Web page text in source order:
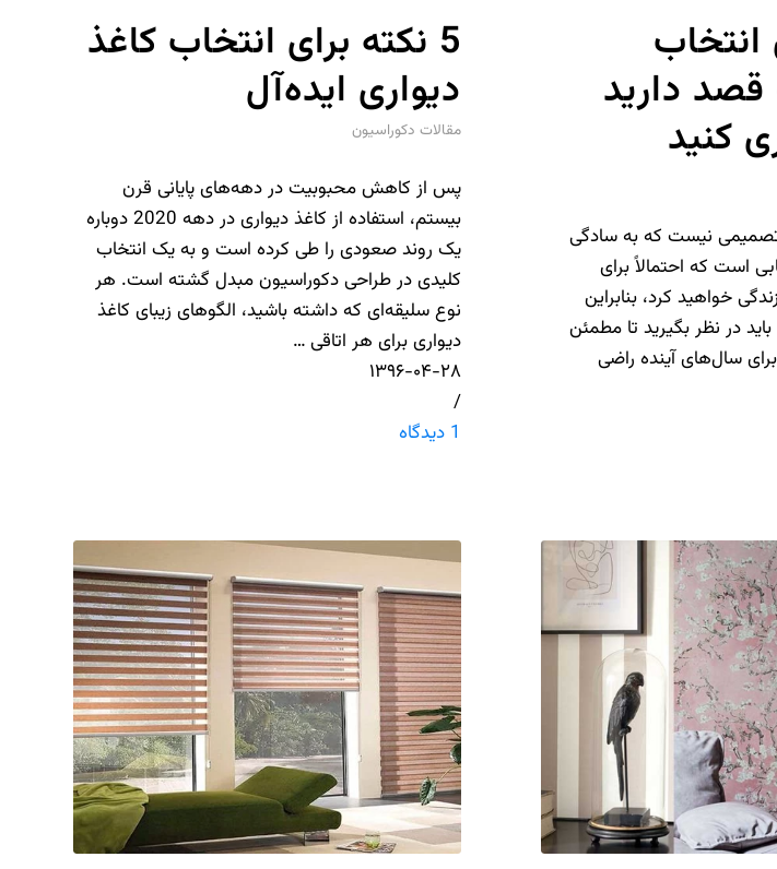
انتخاب
قصد دارید
کنید
تصمیمی نیست که به سادگی
است که احتمالاً برای
خواهید کرد، بنابراین
در نظر بگیرید تا مطمئن
سال‌های آینده راضی
5 نکته برای انتخاب کاغذ
دیواری ایده‌آل
مقالات دکوراسیون
پس از کاهش محبوبیت در دهه‌های پایانی قرن
بیستم، استفاده از کاغذ دیواری در دهه 2020 دوباره
یک روند صعودی را طی کرده است و به یک انتخاب
کلیدی در طراحی دکوراسیون مبدل گشته است. هر
نوع سلیقه‌ای که داشته باشید، الگوهای زیبای کاغذ
دیواری برای هر اتاقی …
۱۳۹۶-۰۴-۲۸
/
1 دیدگاه